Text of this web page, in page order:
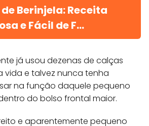
Berinjela: Receita
e Fácil de F...
já usou dezenas de calças
vida e talvez nunca tenha
na função daquele pequeno
do bolso frontal maior.
e aparentemente pequeno